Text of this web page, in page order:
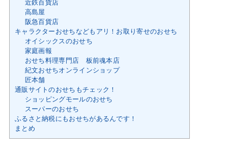
近鉄百貨店
高島屋
阪急百貨店
キャラクターおせちなどもアリ！お取り寄せのおせち
オイシックスのおせち
家庭画報
おせち料理専門店 板前魂本店
紀文おせちオンラインショップ
匠本舗
通販サイトのおせちもチェック！
ショッピングモールのおせち
スーパーのおせち
ふるさと納税にもおせちがあるんです！
まとめ